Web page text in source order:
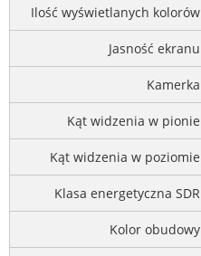
Ilość wyświetlanych kolorów
Jasność ekranu
Kamerka
Kąt widzenia w pionie
Kąt widzenia w poziomie
Klasa energetyczna SDR
Kolor obudowy